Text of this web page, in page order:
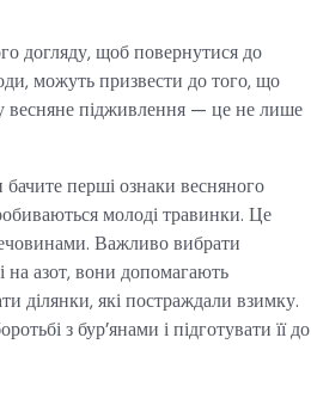
догляду, щоб повернутися до
можуть призвести до того, що
весняне підживлення — це не лише
перші ознаки весняного
молоді травинки. Це
Важливо вибрати
на азот, вони допомагають
ділянки, які постраждали взимку.
з бур’янами і підготувати її до